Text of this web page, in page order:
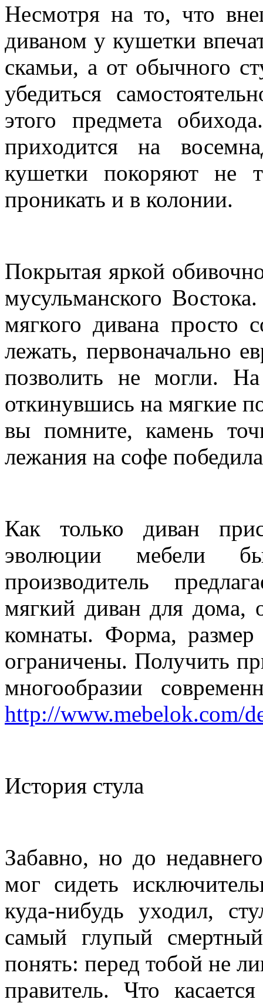
Несмотря на то, что
диваном у кушетки
скамьи, а от обычного
убедиться
этого предмета
приходится на
кушетки покоряют не
проникать и в колонии.
Покрытая яркой
мусульманского
мягкого дивана просто
лежать, первоначально
позволить не могли.
откинувшись на мягкие
вы помните, камень
лежания на софе
Как только диван
эволюции мебели
производитель
мягкий диван для дома,
комнаты. Форма,
ограничены. Получить
многообразии
http://www.mebelok.com/
История стула
Забавно, но до
мог сидеть
куда-нибудь уходил,
самый глупый
понять: перед тобой не
правитель. Что